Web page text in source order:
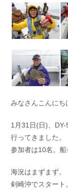
店舗情報
Shop Info.
お問い合
採用情報
Recruit
みなさんこんにち
1月31日(日)、
行ってきました。
参加者は10名。船
海況はまずまず。
剣崎沖でスタート